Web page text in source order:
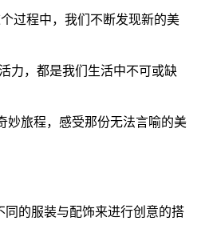
过程中，我们不断发现新的美
力，都是我们生活中不可或缺
妙旅程，感受那份无法言喻的美
的服装与配饰来进行创意的搭